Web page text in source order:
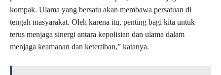
kompak. Ulama yang bersatu akan membawa persatuan di
tengah masyarakat. Oleh karena itu, penting bagi kita untuk
terus menjaga sinergi antara kepolisian dan ulama dalam
menjaga keamanan dan ketertiban,” katanya.